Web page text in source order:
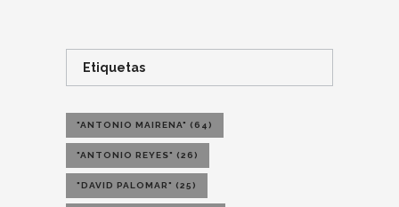
Etiquetas
"ANTONIO MAIRENA" (64)
"ANTONIO REYES" (26)
"DAVID PALOMAR" (25)